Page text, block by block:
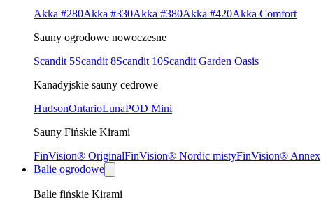
Akka #280Akka #330Akka #380Akka #420Akka Comfort
Sauny ogrodowe nowoczesne
Scandit 5Scandit 8Scandit 10Scandit Garden Oasis
Kanadyjskie sauny cedrowe
HudsonOntarioLunaPOD Mini
Sauny Fińskie Kirami
FinVision® OriginalFinVision® Nordic mistyFinVision® Annex
Balie ogrodowe
Balie fińskie Kirami